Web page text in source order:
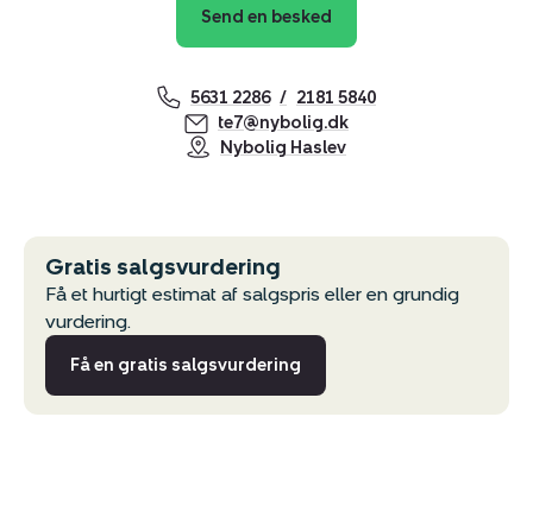
Send en besked
5631 2286
2181 5840
te7@nybolig.dk
Nybolig Haslev
Gratis salgsvurdering
Få et hurtigt estimat af salgspris eller en grundig
vurdering.
Få en gratis salgsvurdering